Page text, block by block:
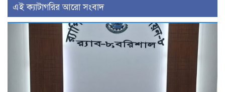
‍এই ক্যাটাগরির ‍আরো সংবাদ